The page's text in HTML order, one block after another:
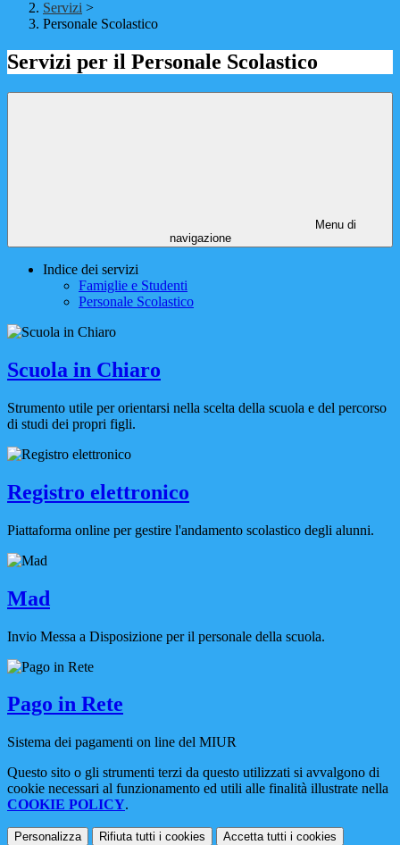
Servizi >
Personale Scolastico
Servizi per il Personale Scolastico
Menu di
navigazione
Indice dei servizi
Famiglie e Studenti
Personale Scolastico
Scuola in Chiaro
Strumento utile per orientarsi nella scelta della scuola e del percorso
di studi dei propri figli.
Registro elettronico
Piattaforma online per gestire l'andamento scolastico degli alunni.
Mad
Invio Messa a Disposizione per il personale della scuola.
Pago in Rete
Sistema dei pagamenti on line del MIUR
Questo sito o gli strumenti terzi da questo utilizzati si avvalgono di
cookie necessari al funzionamento ed utili alle finalità illustrate nella
COOKIE POLICY.
Personalizza Rifiuta tutti i cookies Accetta tutti i cookies